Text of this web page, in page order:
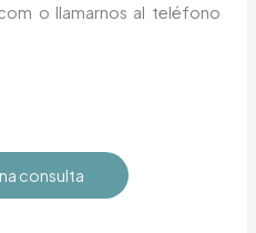
o llamarnos al teléfono
consulta